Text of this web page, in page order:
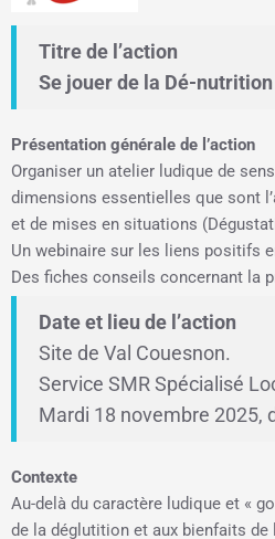
Titre de l’action
Se jouer de la Dé-nutrition
Présentation générale de l’action
Organiser un atelier ludique de
dimensions essentielles que sont
et de mises en situations
Un webinaire sur les liens positifs
Des fiches conseils concernant la
Date et lieu de l’action
Site de Val Couesnon.
Service SMR Spécialisé
Mardi 18 novembre 2025,
Contexte
Au-delà du caractère ludique et «
de la déglutition et aux bienfaits de